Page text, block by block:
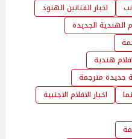
اخبار الفنانين الهنود
الهندية الجديدة
افلام هندية
جديدة مترجمة
اخبار الافلام الاجنبية